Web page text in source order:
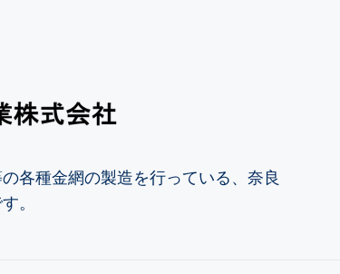
各種金網の製造を行っている、奈良
。